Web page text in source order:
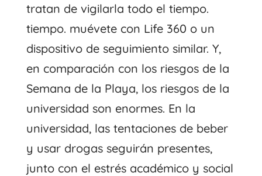
tratan de vigilarla todo el tiempo.
tiempo. muévete con Life 360 ​​o un
dispositivo de seguimiento similar. Y,
en comparación con los riesgos de la
Semana de la Playa, los riesgos de la
universidad son enormes. En la
universidad, las tentaciones de beber
y usar drogas seguirán presentes,
junto con el estrés académico y social